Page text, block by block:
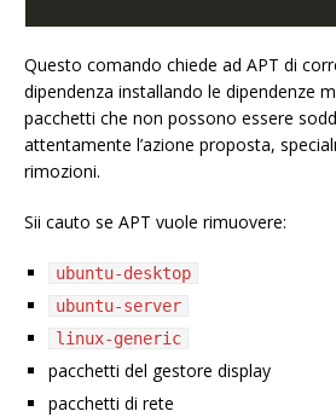
Questo comando chiede ad APT di
dipendenza installando le dipendenze
pacchetti che non possono essere
attentamente l’azione proposta,
rimozioni.
Sii cauto se APT vuole rimuovere:
ubuntu-desktop
ubuntu-server
linux-generic
pacchetti del gestore display
pacchetti di rete